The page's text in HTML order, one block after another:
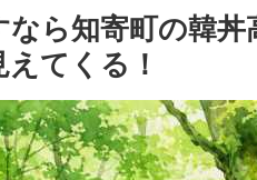
ら知寄町の韓
てくる！